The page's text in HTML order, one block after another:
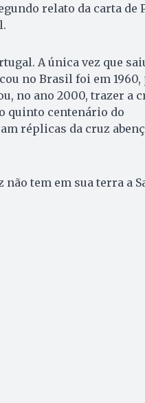
relato da carta de
A única vez que
no Brasil foi em 1960,
no ano 2000, trazer a
quinto centenário do
réplicas da cruz
não tem em sua terra a